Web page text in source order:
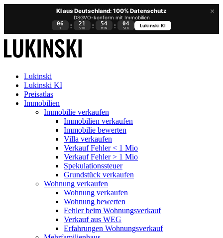
×
KI aus Deutschland: 100% Datenschutz
DSGVO-konform mit Immobilien
06
T : 21
STD : 54
MIN : 03
SEK
Lukinski KI
Lukinski
Lukinski KI
Preisatlas
Immobilien
Immobilie verkaufen
Immobilien verkaufen
Immobilie bewerten
Villa verkaufen
Verkauf Fehler < 1 Mio
Verkauf Fehler > 1 Mio
Spekulationssteuer
Grundstück verkaufen
Wohnung verkaufen
Wohnung verkaufen
Wohnung bewerten
Fehler beim Wohnungsverkauf
Verkauf aus WEG
Erfahrungen Wohnungsverkauf